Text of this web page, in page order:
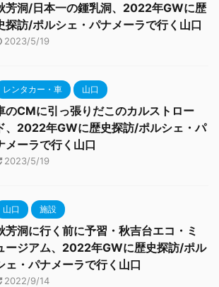
芳洞/日本一の鍾乳洞、2022年GWに歴
探訪/ポルシェ・パナメーラで行く山口
2023/5/19
レンタカー・車 山口
のCMに引っ張りだこのカルストロー
、2022年GWに歴史探訪/ポルシェ・パ
メーラで行く山口
2023/5/19
山口 施設
芳洞に行く前に予習・秋吉台エコ・ミ
ージアム、2022年GWに歴史探訪/ポル
ェ・パナメーラで行く山口
2022/9/14